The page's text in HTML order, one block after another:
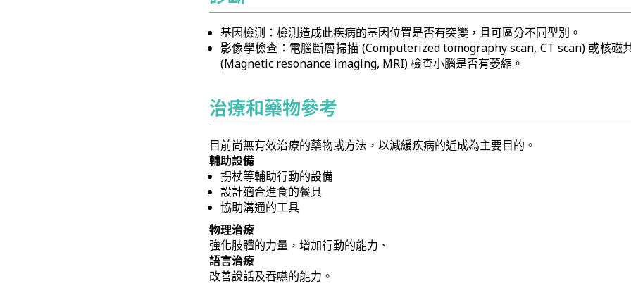
基因檢測：檢測造成此疾病的基因位置是否有突變，且可區分不同型別。
影像學檢查：電腦斷層掃描 (Computerized tomography scan, CT scan) 或核磁
(Magnetic resonance imaging, MRI) 檢查小腦是否有萎縮。
治療和藥物參考
目前尚無有效治療的藥物或方法，以減緩疾病的近成為主要目的。
輔助設備
拐杖等輔助行動的設備
設計適合進食的餐具
協助溝通的工具
物理治療
強化肢體的力量，增加行動的能力、
語言治療
改善說話及吞嚥的能力。